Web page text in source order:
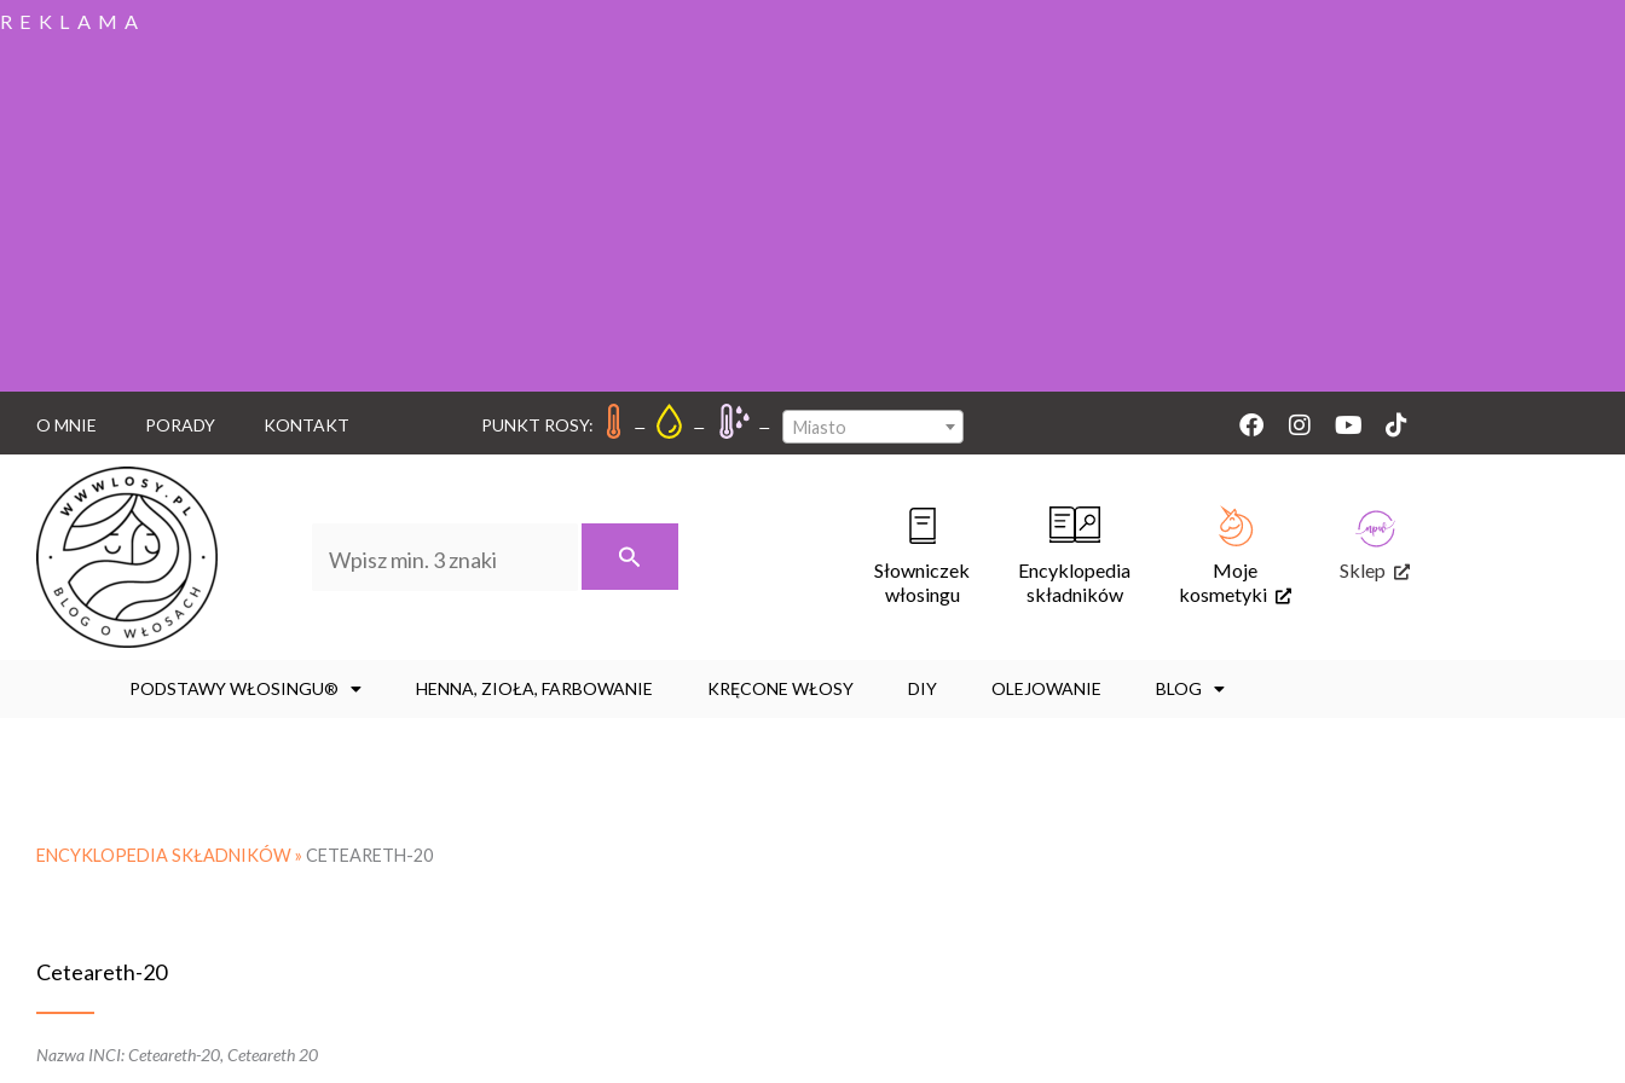
REKLAMA
O MNIE PORADY KONTAKT PUNKT ROSY: – – – Miasto Facebook
Instagram
YoutubeTiktok
Słowniczek
włosingu
Encyklopedia
składników
Moje
kosmetyki
Sklep
PODSTAWY WŁOSINGU® HENNA, ZIOŁA, FARBOWANIE KRĘCONE WŁOSY DIY OLEJOWANIE BLOG
ENCYKLOPEDIA SKŁADNIKÓW » CETEARETH-20
Ceteareth-20
Nazwa INCI: Ceteareth-20, Ceteareth 20